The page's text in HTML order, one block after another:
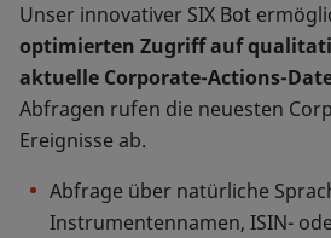
Unser innovativer SIX Bot
optimierten Zugriff auf
aktuelle Corporate-Actions-
Abfragen rufen die neuesten
Ereignisse ab.
Abfrage über natürliche
Instrumentennamen, ISIN-